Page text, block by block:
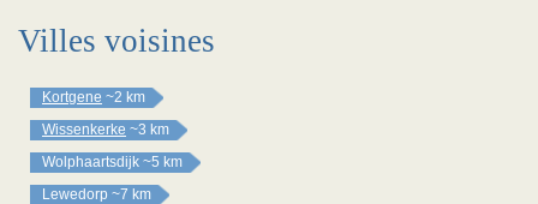
Villes voisines
Kortgene ~2 km
Wissenkerke ~3 km
Wolphaartsdijk ~5 km
Lewedorp ~7 km